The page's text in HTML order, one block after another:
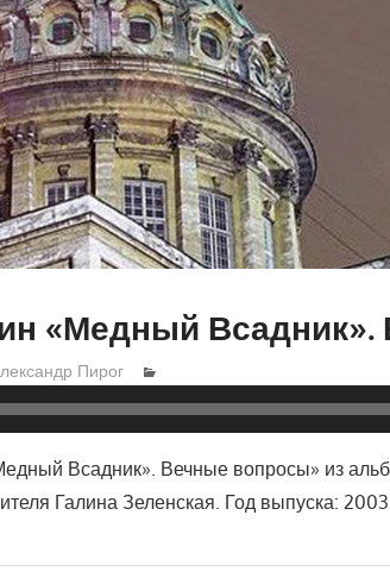
«Медный
Пирог
Всадник». Вечные вопросы» из
Галина Зеленская. Год выпуска: